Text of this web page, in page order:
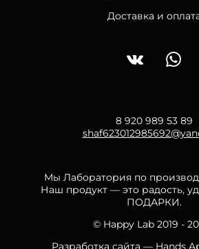
Доставка и
8 920 989 53 89
Мы Лаборатория по
Наш продукт — это радость,
ПОДАРКИ.
© Happy Lab 2019 -
Разработка сайта — Hands